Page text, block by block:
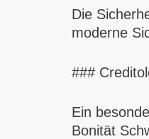
Die
moderne
###
Ein
Bonität